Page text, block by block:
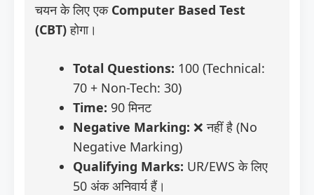
चयन के लिए एक Computer Based Test
(CBT)होगा।
Total Questions: 100 (Technical:
70 + Non-Tech: 30)
Time: 90 मिनट
Negative Marking: ❌ नहीं है (No
Negative Marking)
Qualifying Marks: UR/EWS के लिए
50 अंक अनिवार्य हैं।